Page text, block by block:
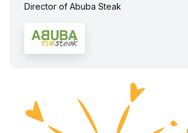
Director of Abuba Steak